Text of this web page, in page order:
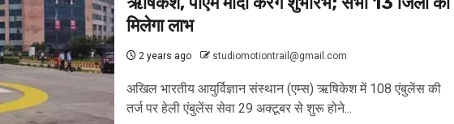
मिलेगा लाभ
2 years ago studiomotiontrail@gmail.com
अखिल भारतीय आयुर्विज्ञान संस्थान (एम्स) ऋषिकेश में 108 एंबुलेंस की
तर्ज पर हेली एंबुलेंस सेवा 29 अक्टूबर से शुरू होने...